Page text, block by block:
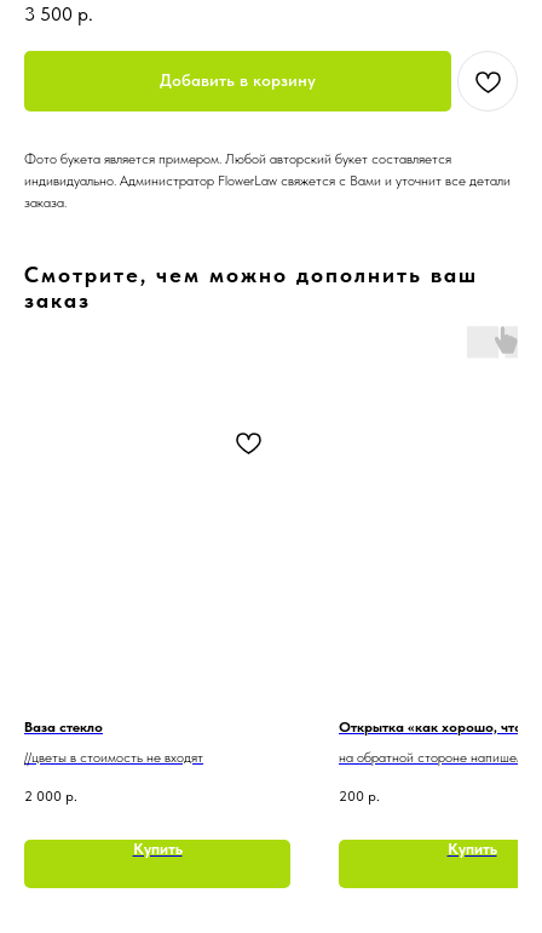
3 500 р.
Добавить в корзину
Фото букета является примером. Любой авторский букет составляется
индивидуально. Администратор FlowerLaw свяжется с Вами и уточнит все детали
заказа.
Смотрите, чем можно дополнить ваш
заказ
Ваза стекло
//цветы в стоимость не входят
2 000 р.
Купить
Открытка «как хорошо, что ты
на обратной стороне напишем
200 р.
Купить